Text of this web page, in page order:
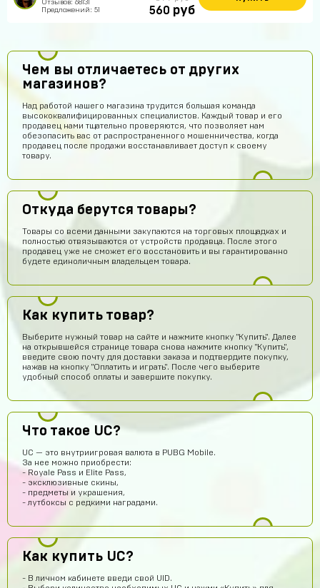
Отзывов: 68131
Предложений: 51
560 руб
Чем вы отличаетесь от других
магазинов?
Над работой нашего магазина трудится большая команда
высококвалифицированных специалистов. Каждый товар и его
продавец нами тщательно проверяются, что позволяет нам
обезопасить вас от распространенного мошенничества, когда
продавец после продажи восстанавливает доступ к своему
товару.
Откуда берутся товары?
Товары со всеми данными закупаются на торговых площадках и
полностью отвязываются от устройств продавца. После этого
продавец уже не сможет его восстановить и вы гарантированно
будете единоличным владельцем товара.
Как купить товар?
Выберите нужный товар на сайте и нажмите кнопку "Купить". Далее
на открывшейся странице товара снова нажмите кнопку "Купить",
введите свою почту для доставки заказа и подтвердите покупку,
нажав на кнопку "Оплатить и играть". После чего выберите
удобный способ оплаты и завершите покупку.
Что такое UC?
UC — это внутриигровая валюта в PUBG Mobile.
За нее можно приобрести:
- Royale Pass и Elite Pass,
- эксклюзивные скины,
- предметы и украшения,
- лутбоксы с редкими наградами.
Как купить UC?
- В личном кабинете введи свой UID.
potkukocta 14 часов назад
Топчик. Акк пришел теперь рублуюсь на нормальном а
не на дешманском лол
Антон Трофимов
привет ЕСЛИ МЫ ВИДЕТЕ МЕНЯ ТО ЭТО НЕ БОТ